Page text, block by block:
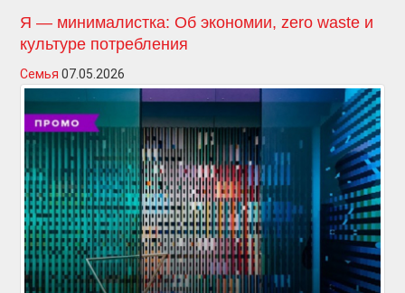
Я — минималистка: Об экономии, zero waste и
культуре потребления
Семья 07.05.2026